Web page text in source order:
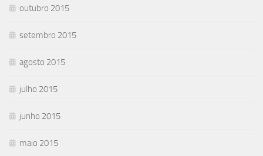
outubro 2015
setembro 2015
agosto 2015
julho 2015
junho 2015
maio 2015